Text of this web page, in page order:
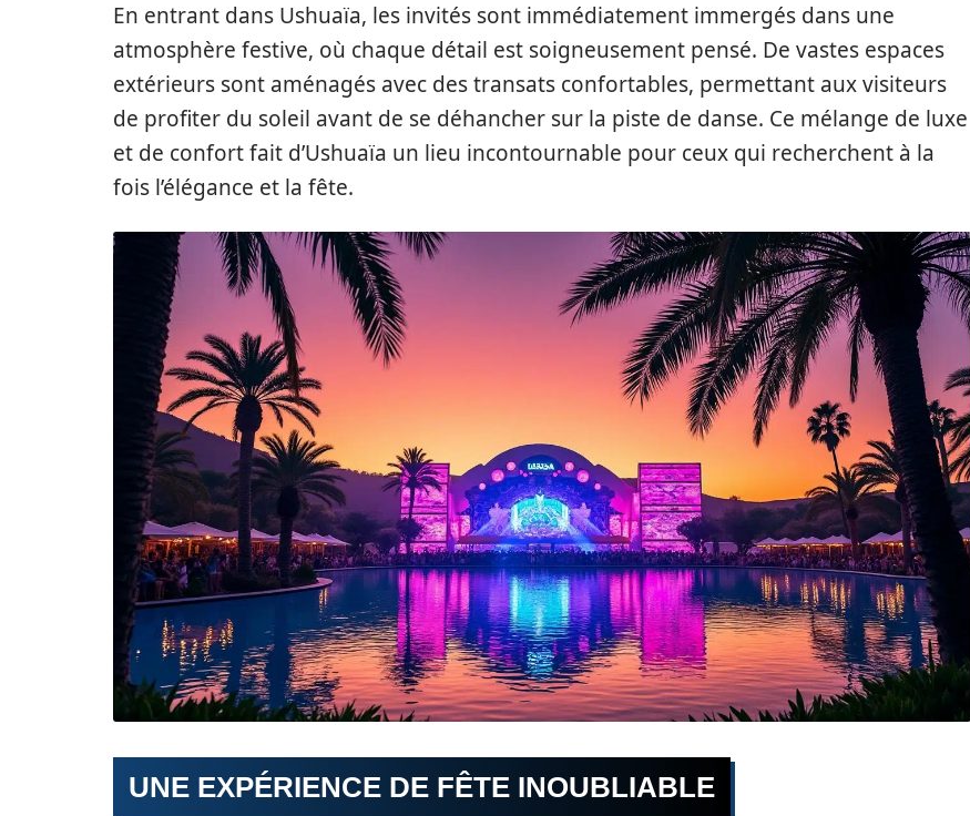
En entrant dans Ushuaïa, les invités sont immédiatement immergés dans une
atmosphère festive, où chaque détail est soigneusement pensé. De vastes espaces
extérieurs sont aménagés avec des transats confortables, permettant aux visiteurs
de profiter du soleil avant de se déhancher sur la piste de danse. Ce mélange de luxe
et de confort fait d’Ushuaïa un lieu incontournable pour ceux qui recherchent à la
fois l’élégance et la fête.
UNE EXPÉRIENCE DE FÊTE INOUBLIABLE